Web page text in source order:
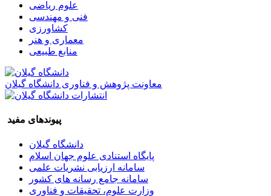
علوم ریاضی
فنی و مهندسی
کشاورزی
معماری و هنر
منابع طبیعی
معاونت پژوهش و فناوری دانشگاه گیلان
پیوندهای مفید
دانشگاه گیلان
پایگاه استنادی علوم جهان اسلام
سامانه ارزیابی نشریات علمی
سامانه جامع رسانه های کشور
وزارت علوم، تحقیقات و فناوری